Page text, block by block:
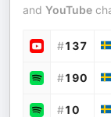
and YouTube
#137
#190
#10